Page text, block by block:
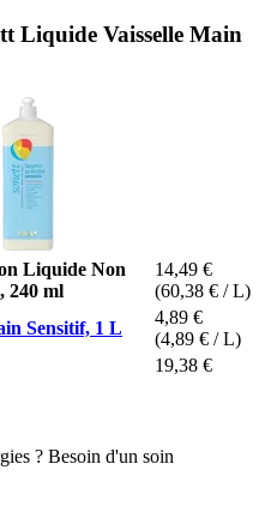
Liquide Vaisselle Main
Liquide Non
240 ml
14,49 €
(60,38 € / L)
Sensitif, 1 L
4,89 €
(4,89 € / L)
19,38 €
? Besoin d'un soin